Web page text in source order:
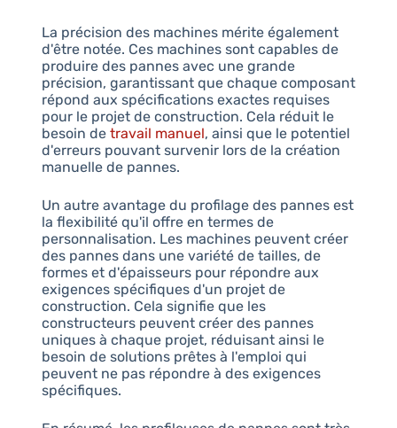
La précision des machines mérite également
d'être notée. Ces machines sont capables de
produire des pannes avec une grande
précision, garantissant que chaque composant
répond aux spécifications exactes requises
pour le projet de construction. Cela réduit le
besoin detravail manuel, ainsi que le potentiel
d'erreurs pouvant survenir lors de la création
manuelle de pannes.
Un autre avantage du profilage des pannes est
la flexibilité qu'il offre en termes de
personnalisation. Les machines peuvent créer
des pannes dans une variété de tailles, de
formes et d'épaisseurs pour répondre aux
exigences spécifiques d'un projet de
construction. Cela signifie que les
constructeurs peuvent créer des pannes
uniques à chaque projet, réduisant ainsi le
besoin de solutions prêtes à l'emploi qui
peuvent ne pas répondre à des exigences
spécifiques.